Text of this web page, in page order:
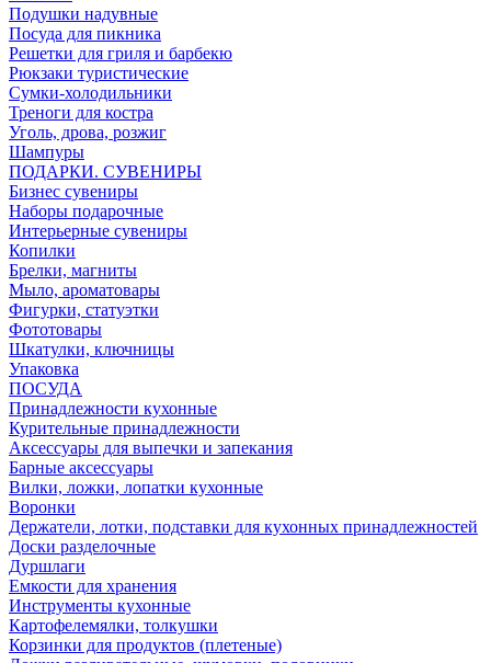
Подушки надувные
Посуда для пикника
Решетки для гриля и барбекю
Рюкзаки туристические
Сумки-холодильники
Треноги для костра
Уголь, дрова, розжиг
Шампуры
ПОДАРКИ. СУВЕНИРЫ
Бизнес сувениры
Наборы подарочные
Интерьерные сувениры
Копилки
Брелки, магниты
Мыло, ароматовары
Фигурки, статуэтки
Фототовары
Шкатулки, ключницы
Упаковка
ПОСУДА
Принадлежности кухонные
Курительные принадлежности
Аксессуары для выпечки и запекания
Барные аксессуары
Вилки, ложки, лопатки кухонные
Воронки
Держатели, лотки, подставки для кухонных принадлежностей
Доски разделочные
Дуршлаги
Емкости для хранения
Инструменты кухонные
Картофелемялки, толкушки
Корзинки для продуктов (плетеные)